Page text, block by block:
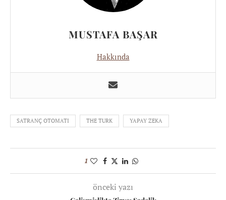
MUSTAFA BAŞAR
Hakkında
SATRANÇ OTOMATI THE TURK YAPAY ZEKA
1
önceki yazı